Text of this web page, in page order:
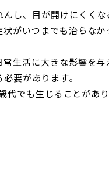
し、目が開けにくくな
がいつまでも治らな
生活に大きな影響を
要があります。
でも生じることがあ